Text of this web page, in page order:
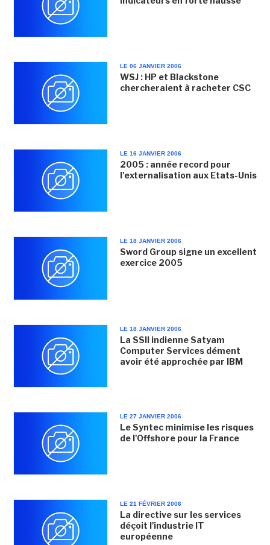
LE 06 JANVIER 2006
WSJ : HP et Blackstone
chercheraient à racheter CSC
LE 16 JANVIER 2006
2005 : année record pour
l'externalisation aux Etats-Unis
LE 18 JANVIER 2006
Sword Group signe un excellent
exercice 2005
LE 18 JANVIER 2006
La SSII indienne Satyam
Computer Services dément
avoir été approchée par IBM
LE 27 JANVIER 2006
Le Syntec minimise les risques
de l'Offshore pour la France
LE 21 FÉVRIER 2006
La directive sur les services
déçoit l'industrie IT
européenne